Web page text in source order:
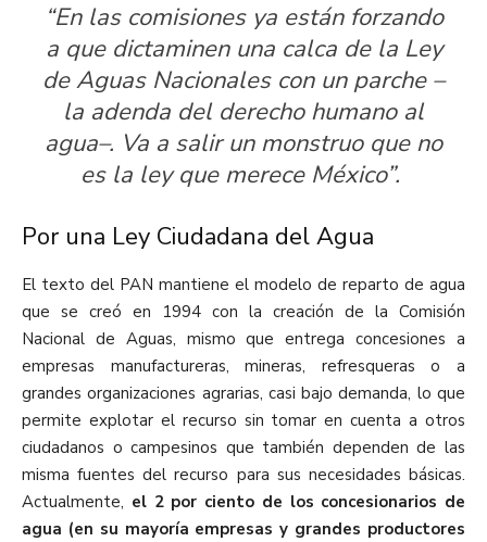
“En las comisiones ya están forzando
a que dictaminen una calca de la Ley
de Aguas Nacionales con un parche –
la adenda del derecho humano al
agua–. Va a salir un monstruo que no
es la ley que merece México”.
Por una Ley Ciudadana del Agua
El texto del PAN mantiene el modelo de reparto de agua
que se creó en 1994 con la creación de la Comisión
Nacional de Aguas, mismo que entrega concesiones a
empresas manufactureras, mineras, refresqueras o a
grandes organizaciones agrarias, casi bajo demanda, lo que
permite explotar el recurso sin tomar en cuenta a otros
ciudadanos o campesinos que también dependen de las
misma fuentes del recurso para sus necesidades básicas.
Actualmente, el 2 por ciento de los concesionarios de
agua (en su mayoría empresas y grandes productores